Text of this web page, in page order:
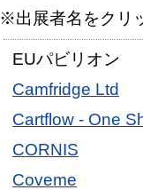
※出展者名をクリ
EUパビリオン
Camfridge Ltd
Cartflow - One
CORNIS
Coveme